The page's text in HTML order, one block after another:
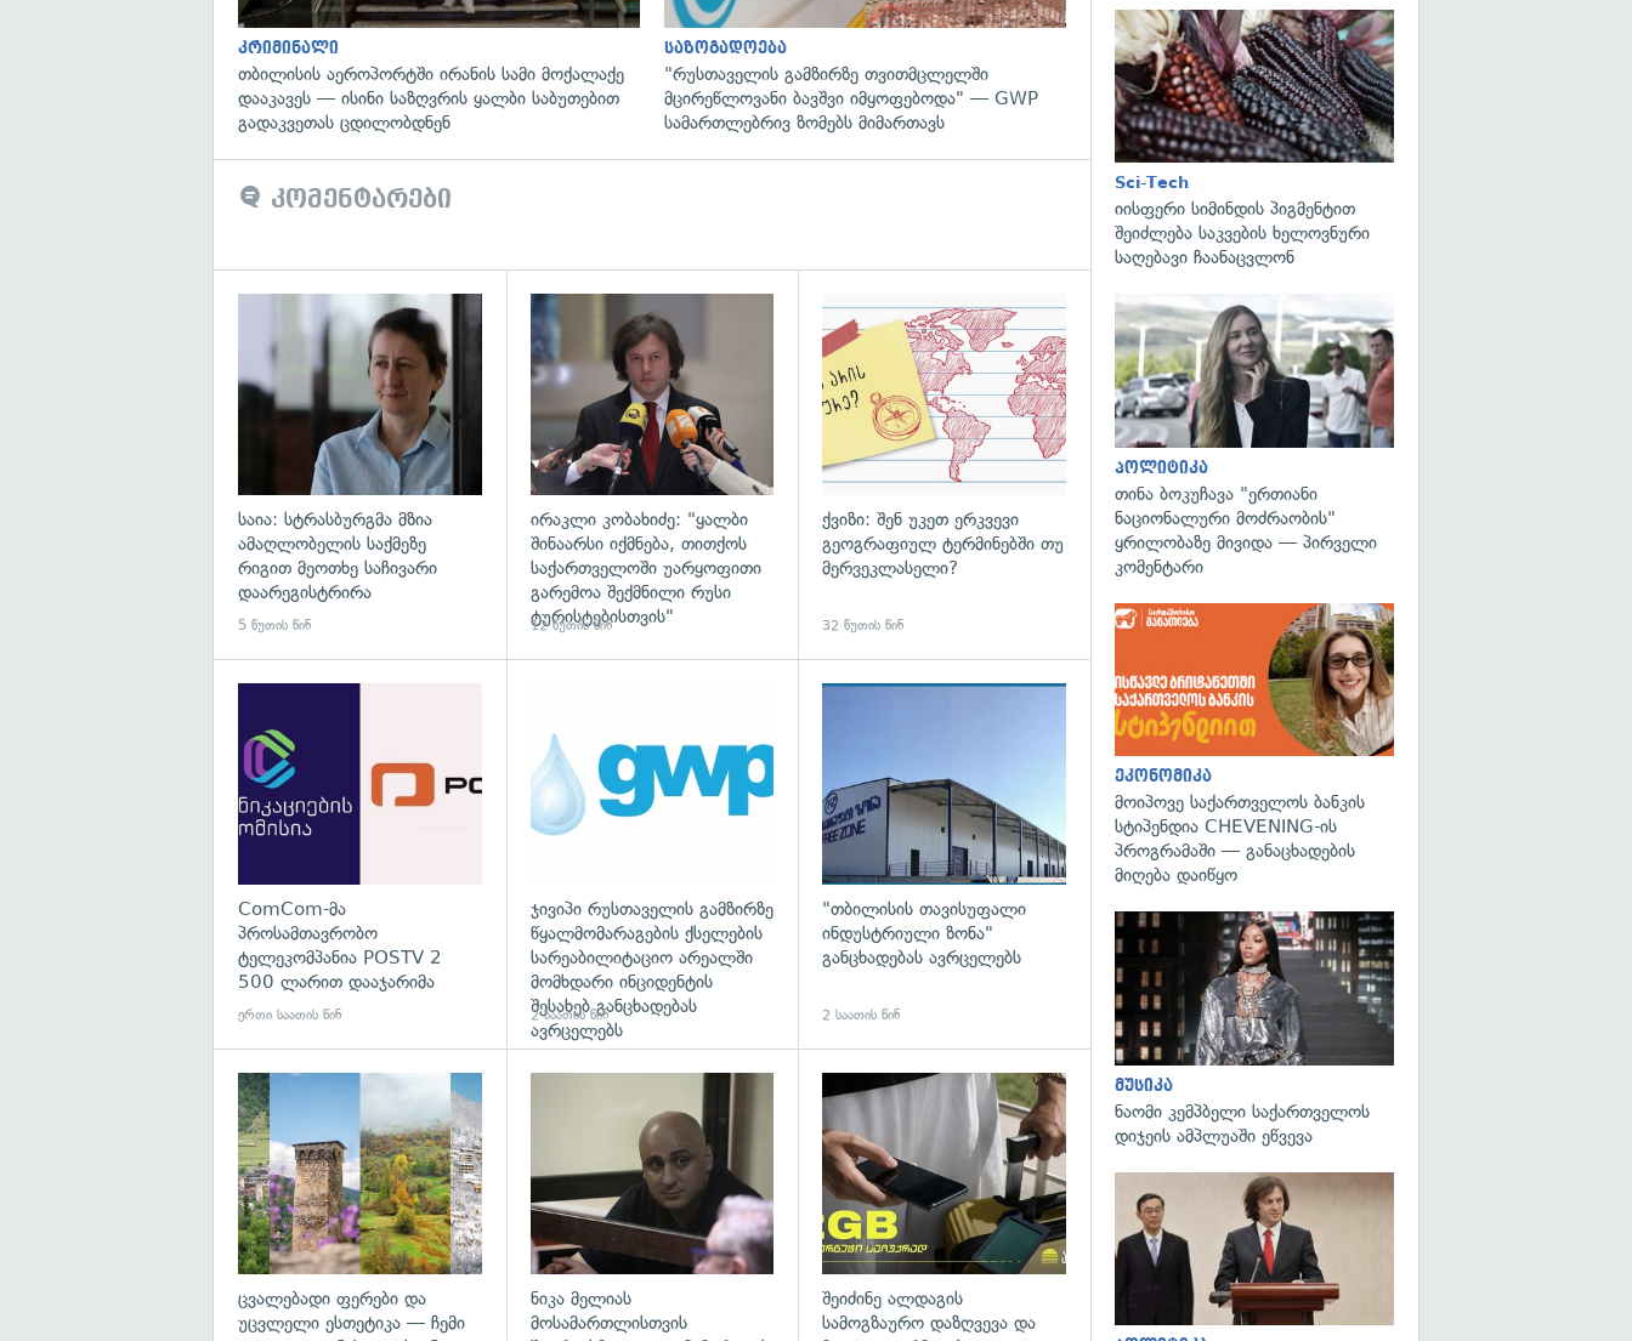
კრიმინალი
თბილისის აეროპორტში ირანის სამი მოქალაქე
დააკავეს — ისინი საზღვრის ყალბი საბუთებით
გადაკვეთას ცდილობდნენ
საზოგადოება
"რუსთაველის გამზირზე თვითმცლელში
მცირეწლოვანი ბავშვი იმყოფებოდა" — GWP
სამართლებრივ ზომებს მიმართავს
კომენტარები
გადახედვა
საია: სტრასბურგმა მზია
ამაღლობელის საქმეზე
რიგით მეოთხე საჩივარი
დაარეგისტრირა
5 წუთის წინ
გადახედვა
ირაკლი კობახიძე: "ყალბი
შინაარსი იქმნება, თითქოს
საქართველოში უარყოფითი
გარემოა შექმნილი რუსი
ტურისტებისთვის"
12 წუთის წინ
ქვიზი: შენ უკეთ ერკვევი
გეოგრაფიულ ტერმინებში თუ
მერვეკლასელი?
32 წუთის წინ
ComCom-მა
პროსამთავრობო
ტელეკომპანია POSTV 2
500 ლარით დააჯარიმა
ერთი საათის წინ
ჯივიპი რუსთაველის გამზირზე
წყალმომარაგების ქსელების
სარეაბილიტაციო არეალში
მომხდარი ინციდენტის
შესახებ განცხადებას
ავრცელებს
2 საათის წინ
გადახედვა
"თბილისის თავისუფალი
ინდუსტრიული ზონა"
განცხადებას ავრცელებს
2 საათის წინ
ცვალებადი ფერები და
უცვლელი ესთეტიკა — ჩემი
გადახედვა
ნიკა მელიას
მოსამართლისთვის
შეიძინე ალდაგის
სამოგზაურო დაზღვევა და
Sci-Tech
იისფერი სიმინდის პიგმენტით
შეიძლება საკვების ხელოვნური
საღებავი ჩაანაცვლონ
პოლიტიკა
თინა ბოკუჩავა "ერთიანი
ნაციონალური მოძრაობის"
ყრილობაზე მივიდა — პირველი
კომენტარი
ეკონომიკა
მოიპოვე საქართველოს ბანკის
სტიპენდია CHEVENING-ის
პროგრამაში — განაცხადების
მიღება დაიწყო
მუსიკა
ნაომი კემპბელი საქართველოს
დიჯეის ამპლუაში ეწვევა